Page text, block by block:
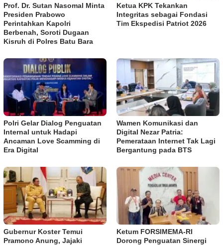
Prof. Dr. Sutan Nasomal Minta
Presiden Prabowo
Perintahkan Kapolri
Berbenah, Soroti Dugaan
Kisruh di Polres Batu Bara
Ketua KPK Tekankan
Integritas sebagai Fondasi
Tim Ekspedisi Patriot 2026
Polri Gelar Dialog Penguatan
Internal untuk Hadapi
Ancaman Love Scamming di
Era Digital
Wamen Komunikasi dan
Digital Nezar Patria:
Pemerataan Internet Tak Lagi
Bergantung pada BTS
Gubernur Koster Temui
Pramono Anung, Jajaki
​Ketum FORSIMEMA-RI
Dorong Penguatan Sinergi